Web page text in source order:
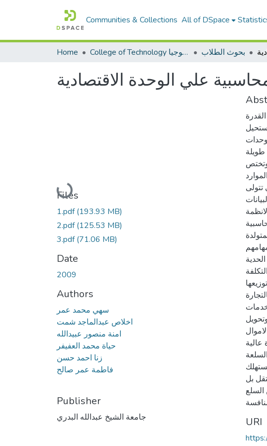
Communities & Collections All of DSpace
Home College of Technology كلية التكنولوجيا بحوث الطلاب
علي الوحدة الاقتصادية
Loading...
Files
1.pdf(193.93 MB)
2.pdf(125.53 MB)
3.pdf(71.06 MB)
Date
2009
Authors
سهي محمد عمر
اخلاص عبدالماجد شمت
امنة منصور عبيدالله
حياة محمد العفيفر
زنا احمد حسن
فاطمة عمر صالح
Publisher
جامعة الشيخ عبدالله البدري
.
تتولى
.
.
بل
URI